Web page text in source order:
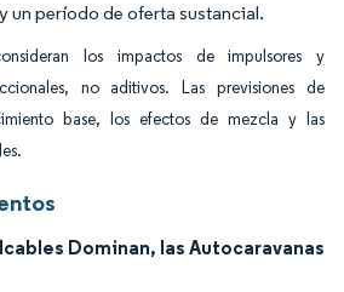
un período de oferta sustancial.
los impactos de impulsores y
no aditivos. Las previsiones de
base, los efectos de mezcla y las
Dominan, las Autocaravanas